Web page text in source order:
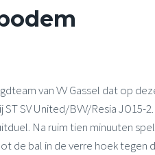
van VV Gassel dat op
ST SV United/BVV/Resia
Na ruim tien minuuten
de bal in de verre hoek tegen